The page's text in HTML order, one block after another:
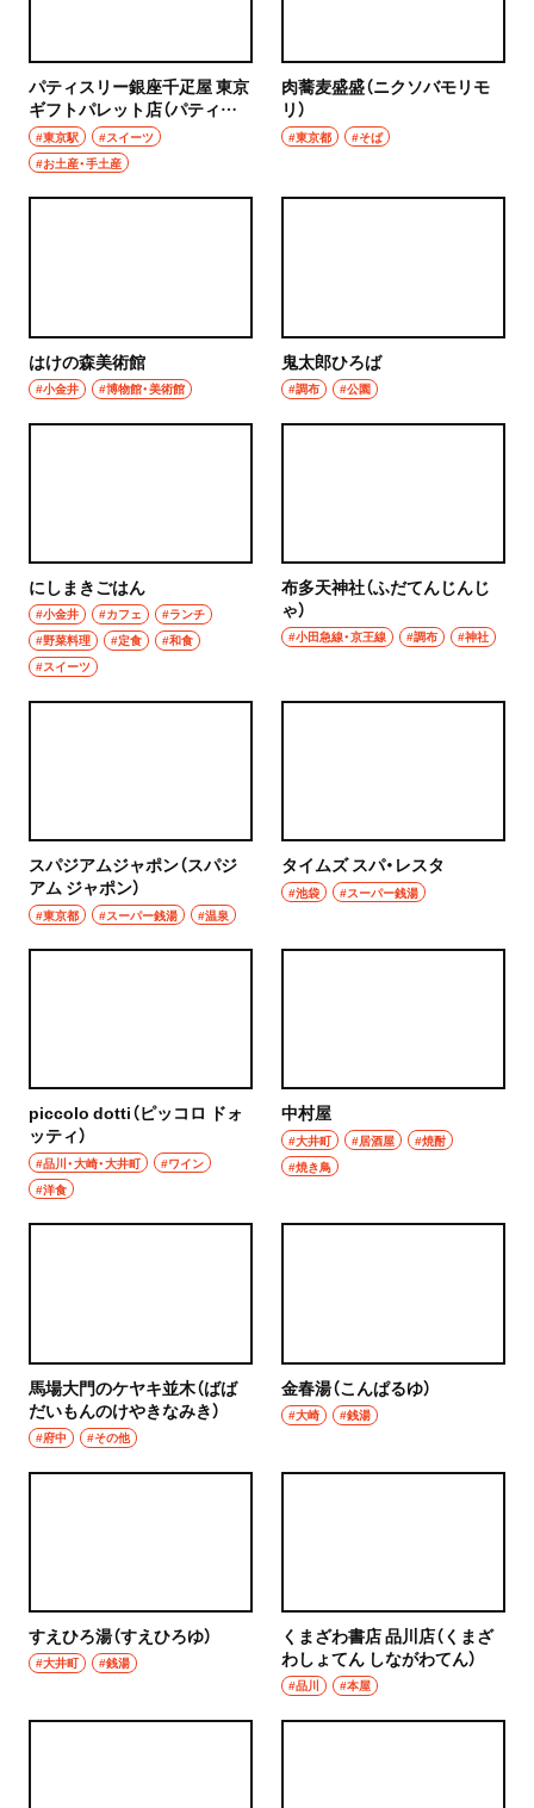
守谷
取手
栃木県
高崎
埼玉県
越谷
春日部
大宮・浦和
所沢・狭山・入間・飯能
飯能
狭山
川越・朝霞・ふじみ野・志木
川越
千葉県
船橋
津田沼
コーヒー
ラーメン・つけ麺
ラーメン
食べ歩き
ランチ
野菜料理
海鮮
鍋
バー
せんべろ
ビール
ホッピー
サワー
寿司
パティスリー銀座千疋屋 東京
ギフトパレット店（パティス
リーぎんざせんびきや とうき
ょうギフトパレットてん）
#東京駅
#スイーツ
#お土産・手土産
肉蕎麦盛盛（ニクソバモリモ
リ）
#東京都 #そば
はけの森美術館
#小金井 #博物館・美術館
鬼太郎ひろば
#調布 #公園
にしまきごはん
#小金井 #カフェ
#ランチ
#野菜料理
#定食
#和食
#スイーツ
布多天神社（ふだてんじんじ
ゃ）
#小田急線・京王線 #調布 #神社
スパジアムジャポン（スパジ
アム ジャポン）
#東京都 #スーパー銭湯 #温泉
タイムズ スパ・レスタ
#池袋 #スーパー銭湯
piccolo dotti（ピッコロ ドォ
ッティ）
#品川・大崎・大井町
#ワイン
#洋食
中村屋
#大井町 #居酒屋
#焼酎
#焼き鳥
馬場大門のケヤキ並木（ばば
だいもんのけやきなみき）
#府中 #その他
金春湯（こんぱるゆ）
#大崎 #銭湯
すえひろ湯（すえひろゆ）
#大井町 #銭湯
くまざわ書店 品川店（くまざ
わしょてん しながわてん）
#品川 #本屋